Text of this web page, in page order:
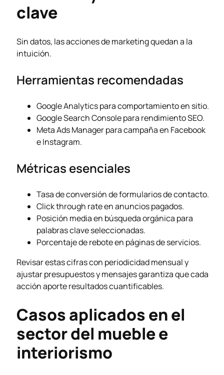
clave
Sin datos, las acciones de marketing quedan a la
intuición.
Herramientas recomendadas
Google Analytics para comportamiento en sitio.
Google Search Console para rendimiento SEO.
Meta Ads Manager para campaña en Facebook
e Instagram.
Métricas esenciales
Tasa de conversión de formularios de contacto.
Click through rate en anuncios pagados.
Posición media en búsqueda orgánica para
palabras clave seleccionadas.
Porcentaje de rebote en páginas de servicios.
Revisar estas cifras con periodicidad mensual y
ajustar presupuestos y mensajes garantiza que cada
acción aporte resultados cuantificables.
Casos aplicados en el
sector del mueble e
interiorismo